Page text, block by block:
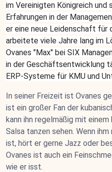
im Vereinigten Königreich
Erfahrungen in der
er eine neue Leidenschaft für
arbeitete viele Jahre lang im
Ovanes "Max" bei SIX
in der Geschäftsentwicklung
ERP-Systeme für KMU und
In seiner Freizeit ist Ovanes
ist ein großer Fan der
kann ihn regelmäßig mit
Salsa tanzen sehen. Wenn
ist, hört er gerne Jazz oder
Ovanes ist auch ein
wie er isst.